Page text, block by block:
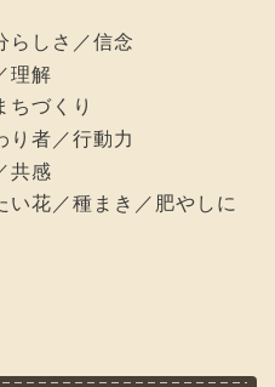
らしさ／信念
理解
ちづくり
り者／行動力
共感
い花／種まき／肥やしに